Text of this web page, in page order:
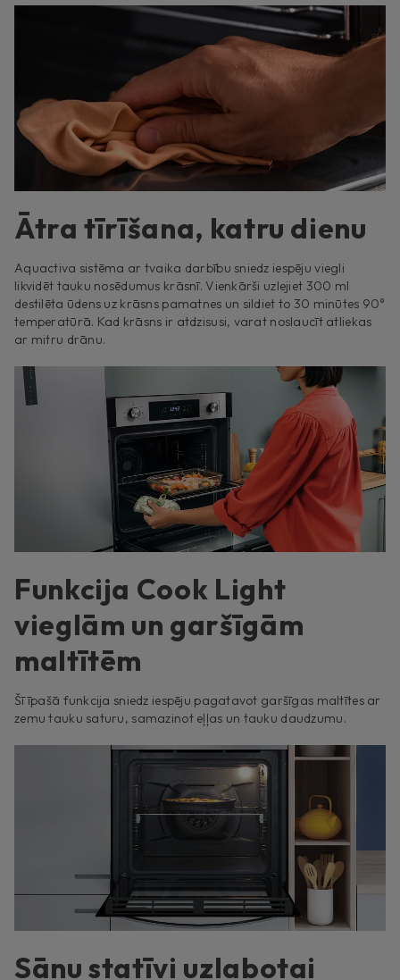
Ātra tīrīšana, katru dienu
Aquactiva sistēma ar tvaika darbību sniedz iespēju viegli
likvidēt tauku nosēdumus krāsnī. Vienkārši uzlejiet 300 ml
destilēta ūdens uz krāsns pamatnes un sildiet to 30 minūtes 90°
temperatūrā. Kad krāsns ir atdzisusi, varat noslaucīt atliekas
ar mitru drānu.
Funkcija Cook Light
vieglām un garšīgām
maltītēm
Šī īpašā funkcija sniedz iespēju pagatavot garšīgas maltītes ar
zemu tauku saturu, samazinot eļļas un tauku daudzumu.
Sānu statīvi uzlabotai